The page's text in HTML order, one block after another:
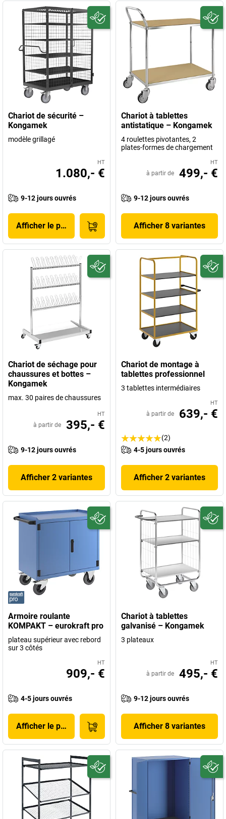
Chariot de sécurité –
Kongamek
modèle grillagé
HT
1.080,- €
9-12 jours ouvrés
Afficher le produit
Chariot à tablettes
antistatique – Kongamek
4 roulettes pivotantes, 2
plates-formes de chargement
HT
à partir de 499,- €
9-12 jours ouvrés
Afficher 8 variantes
Chariot de séchage pour
chaussures et bottes –
Kongamek
max. 30 paires de chaussures
HT
à partir de 395,- €
9-12 jours ouvrés
Afficher 2 variantes
Chariot de montage à
tablettes professionnel
3 tablettes intermédiaires
HT
à partir de 639,- €
(2)
4-5 jours ouvrés
Afficher 2 variantes
Armoire roulante
KOMPAKT – eurokraft pro
plateau supérieur avec rebord
sur 3 côtés
HT
909,- €
4-5 jours ouvrés
Afficher le produit
Chariot à tablettes
galvanisé – Kongamek
3 plateaux
HT
à partir de 495,- €
9-12 jours ouvrés
Afficher 8 variantes